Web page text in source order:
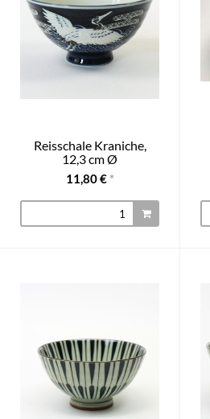
Reisschale Kraniche,
12,3 cm Ø
11,80 € *